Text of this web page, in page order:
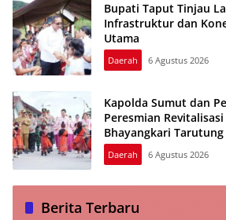
Bupati Taput Tinjau
Infrastruktur dan
Utama
Daerah 6 Agustus 2026
Kapolda Sumut dan
Peresmian Revitalisasi
Bhayangkari Tarutung
Daerah 6 Agustus 2026
Berita Terbaru
Sempat Terdengar Menangis,